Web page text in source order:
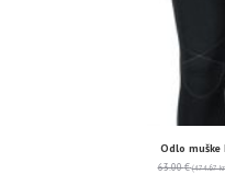
Odlo muške
63.00€ (474.67